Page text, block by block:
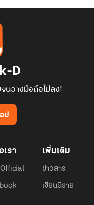
D
นวางมือถือไม่ลง!
ป
เรา
Official
เพิ่มเติม
ข่าวสาร
เขียนนิยาย